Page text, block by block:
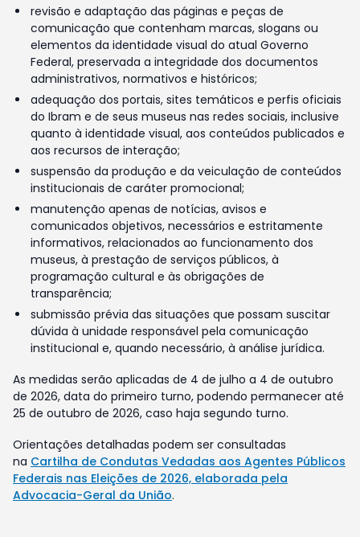
revisão e adaptação das páginas e peças de
comunicação que contenham marcas, slogans ou
elementos da identidade visual do atual Governo
Federal, preservada a integridade dos documentos
administrativos, normativos e históricos;
adequação dos portais, sites temáticos e perfis oficiais
do Ibram e de seus museus nas redes sociais, inclusive
quanto à identidade visual, aos conteúdos publicados e
aos recursos de interação;
suspensão da produção e da veiculação de conteúdos
institucionais de caráter promocional;
manutenção apenas de notícias, avisos e
comunicados objetivos, necessários e estritamente
informativos, relacionados ao funcionamento dos
museus, à prestação de serviços públicos, à
programação cultural e às obrigações de
transparência;
submissão prévia das situações que possam suscitar
dúvida à unidade responsável pela comunicação
institucional e, quando necessário, à análise jurídica.
As medidas serão aplicadas de 4 de julho a 4 de outubro
de 2026, data do primeiro turno, podendo permanecer até
25 de outubro de 2026, caso haja segundo turno.
Orientações detalhadas podem ser consultadas
na Cartilha de Condutas Vedadas aos Agentes Públicos
Federais nas Eleições de 2026, elaborada pela
Advocacia-Geral da União.